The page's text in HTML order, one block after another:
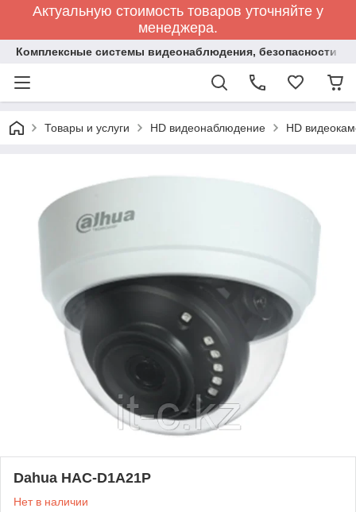
Актуальную стоимость товаров уточняйте у
менеджера.
Комплексные системы видеонаблюдения, безопасности и
Товары и услуги HD видеонаблюдение HD
Dahua HAC-D1A21P
Нет в наличии